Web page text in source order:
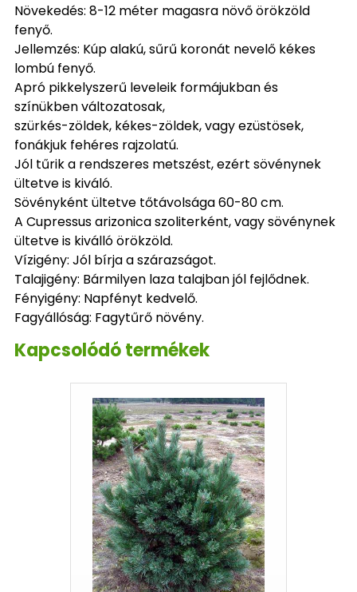
Növekedés: 8-12 méter magasra növő örökzöld
fenyő.
Jellemzés: Kúp alakú, sűrű koronát nevelő kékes
lombú fenyő.
Apró pikkelyszerű leveleik formájukban és
színükben változatosak,
szürkés-zöldek, kékes-zöldek, vagy ezüstösek,
fonákjuk fehéres rajzolatú.
Jól tűrik a rendszeres metszést, ezért sövénynek
ültetve is kiváló.
Sövényként ültetve tőtávolsága 60-80 cm.
A Cupressus arizonica szoliterként, vagy sövénynek
ültetve is kiválló örökzöld.
Vízigény: Jól bírja a szárazságot.
Talajigény: Bármilyen laza talajban jól fejlődnek.
Fényigény: Napfényt kedvelő.
Fagyállóság: Fagytűrő növény.
Kapcsolódó termékek